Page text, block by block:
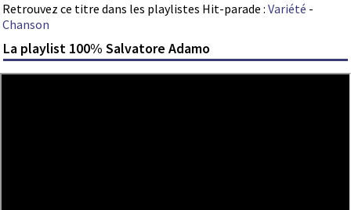
Retrouvez ce titre dans les playlistes Hit-parade : Variété -
Chanson
La playlist 100% Salvatore Adamo